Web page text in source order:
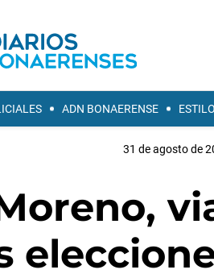
ADN BONAERENSE
31 de agosto de